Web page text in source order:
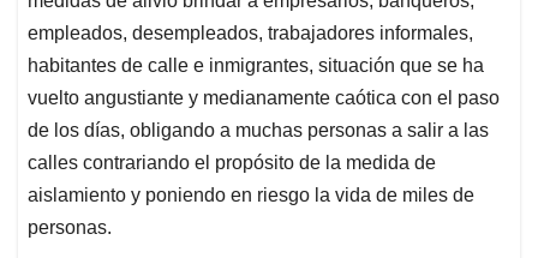
empleados, desempleados, trabajadores informales,
habitantes de calle e inmigrantes, situación que se ha
vuelto angustiante y medianamente caótica con el paso
de los días, obligando a muchas personas a salir a las
calles contrariando el propósito de la medida de
aislamiento y poniendo en riesgo la vida de miles de
personas.